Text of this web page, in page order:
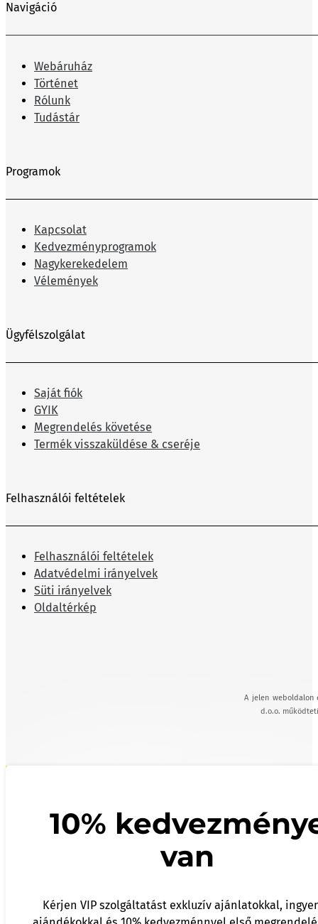
Navigáció
Webáruház
Történet
Rólunk
Tudástár
Programok
Kapcsolat
Kedvezményprogramok
Nagykerekedelem
Vélemények
Ügyfélszolgálat
Saját fiók
GYIK
Megrendelés követése
Termék visszaküldése & cseréje
Felhasználói feltételek
Felhasználói feltételek
Adatvédelmi irányelvek
Süti irányelvek
Oldaltérkép
A jelen weboldalon
d.o.o.
10%
van
Kérjen VIP szolgáltatást exkluzív ajánlatokkal,